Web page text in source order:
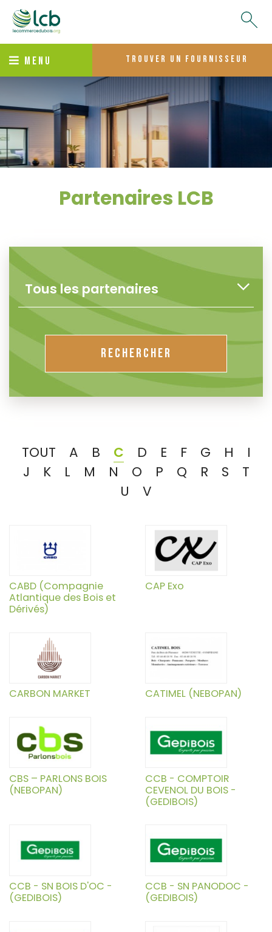
MENU trouver un fournisseur
Partenaires LCB
RECHERCHER
TOUT A B C D E F G H
I
J
K L M N O P Q R S
T
U
V
CABD (Compagnie
Atlantique des Bois et
Dérivés)
CAP Exo
CARBON MARKET CATIMEL (NEBOPAN)
CBS – PARLONS BOIS
(NEBOPAN)
CCB - COMPTOIR
CEVENOL DU BOIS -
(GEDIBOIS)
CCB - SN BOIS D'OC -
(GEDIBOIS)
CCB - SN PANODOC -
(GEDIBOIS)